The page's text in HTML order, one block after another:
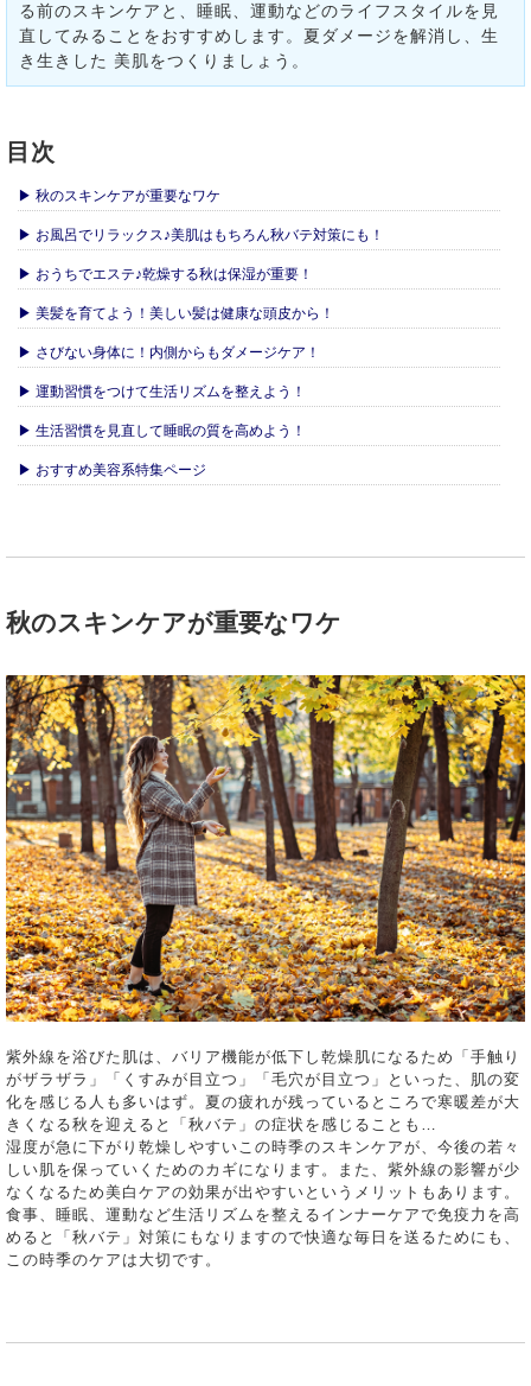
る前のスキンケアと、睡眠、運動などのライフスタイルを見
直してみることをおすすめします。夏ダメージを解消し、生
き生きした 美肌をつくりましょう。
目次
▶ 秋のスキンケアが重要なワケ
▶ お風呂でリラックス♪美肌はもちろん秋バテ対策にも！
▶ おうちでエステ♪乾燥する秋は保湿が重要！
▶ 美髪を育てよう！美しい髪は健康な頭皮から！
▶ さびない身体に！内側からもダメージケア！
▶ 運動習慣をつけて生活リズムを整えよう！
▶ 生活習慣を見直して睡眠の質を高めよう！
▶ おすすめ美容系特集ページ
秋のスキンケアが重要なワケ
紫外線を浴びた肌は、バリア機能が低下し乾燥肌になるため「手触り
がザラザラ」「くすみが目立つ」「毛穴が目立つ」といった、肌の変
化を感じる人も多いはず。夏の疲れが残っているところで寒暖差が大
きくなる秋を迎えると「秋バテ」の症状を感じることも…
湿度が急に下がり乾燥しやすいこの時季のスキンケアが、今後の若々
しい肌を保っていくためのカギになります。また、紫外線の影響が少
なくなるため美白ケアの効果が出やすいというメリットもあります。
食事、睡眠、運動など生活リズムを整えるインナーケアで免疫力を高
めると「秋バテ」対策にもなりますので快適な毎日を送るためにも、
この時季のケアは大切です。